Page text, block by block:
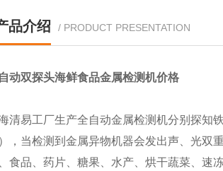
品介绍 / PRODUCT PRESENTATION
动双探头海鲜食品金属检测机价格
海清易工厂生产全自动金属检测机分别探
，当检测到金属异物机器会发出声、光双
食品、药片、糖果、水产、烘干蔬菜、速